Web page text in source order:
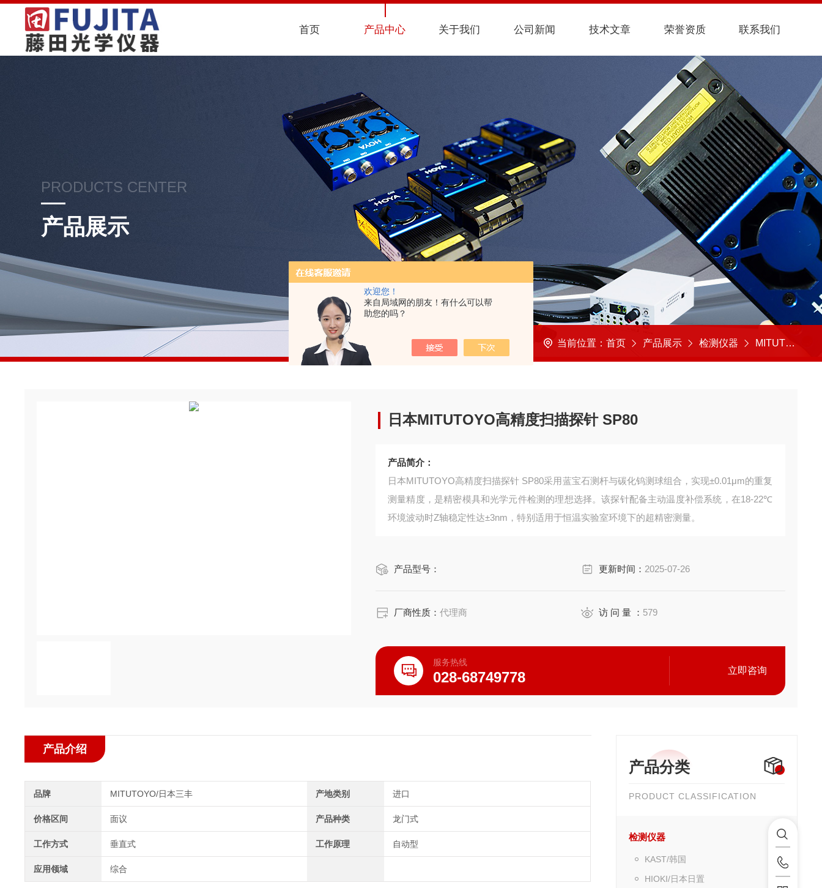
欢迎您！
来自局域网的朋友！有什么可以帮
助您的吗？
首页 产品中心 关于我们 公司新闻 技术文章 荣誉资质 联系我们
PRODUCTS CENTER
产品展示
当前位置： 首页 产品展示 检测仪器 MITUTOYO/日本三丰
日本MITUTOYO高精度扫描探针 SP80
产品简介：
日本MITUTOYO高精度扫描探针 SP80采用蓝宝石测杆与碳化钨测球组合，实现±0.01μm的重复
测量精度，是精密模具和光学元件检测的理想选择。该探针配备主动温度补偿系统，在18-22℃
环境波动时Z轴稳定性达±3nm，特别适用于恒温实验室环境下的超精密测量。
产品型号： 更新时间： 2025-07-26
厂商性质：代理商 访 问 量 ： 579
服务热线
028-68749778 立即咨询
产品分类
PRODUCT CLASSIFICATION
检测仪器
KAST/韩国
HIOKI/日本日置
产品介绍
品牌 MITUTOYO/日本三丰 产地类别 进口
价格区间 面议 产品种类 龙门式
工作方式 垂直式 工作原理 自动型
应用领域 综合